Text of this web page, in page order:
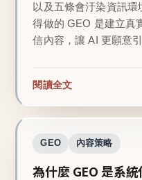
以及五條會汙染資訊
得做的 GEO 是建立真
信內容，讓 AI 更願意引
閱讀全文
GEO 內容策略
為什麼 GEO 是系